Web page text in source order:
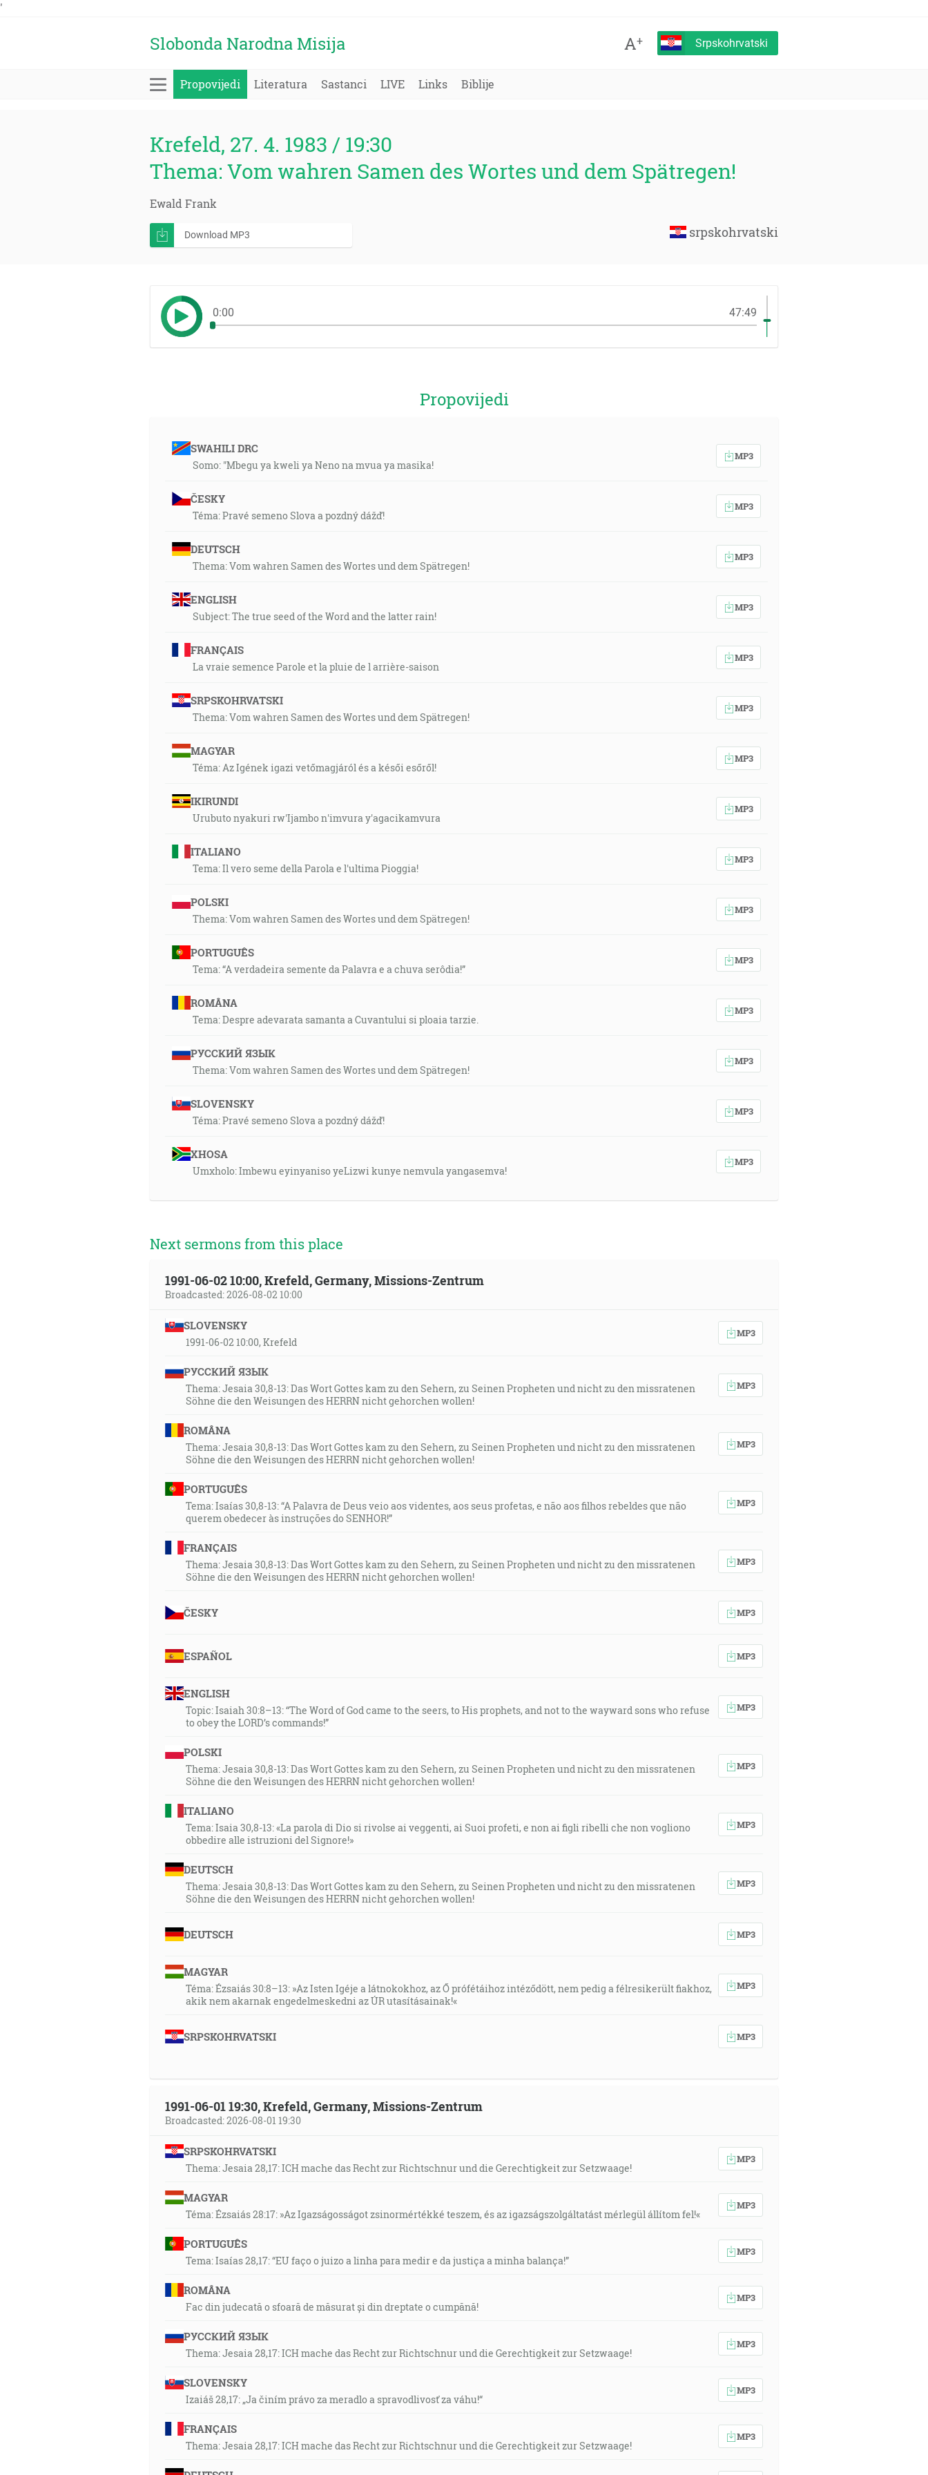
'
Slobonda Narodna Misija A+ Srpskohrvatski
Propovijedi Literatura Sastanci LIVE Links Biblije
Krefeld, 27. 4. 1983 / 19:30
Thema: Vom wahren Samen des Wortes und dem Spätregen!
Ewald Frank
srpskohrvatski
Download MP3
0:00 47:49
Propovijedi
SWAHILI DRC
Somo: "Mbegu ya kweli ya Neno na mvua ya masika!
MP3
ČESKY
Téma: Pravé semeno Slova a pozdný dážď!
MP3
DEUTSCH
Thema: Vom wahren Samen des Wortes und dem Spätregen!
MP3
ENGLISH
Subject: The true seed of the Word and the latter rain!
MP3
FRANÇAIS
La vraie semence Parole et la pluie de l arrière-saison
MP3
SRPSKOHRVATSKI
Thema: Vom wahren Samen des Wortes und dem Spätregen!
MP3
MAGYAR
Téma: Az Igének igazi vetőmagjáról és a késői esőről!
MP3
IKIRUNDI
Urubuto nyakuri rw'Ijambo n'imvura y'agacikamvura
MP3
ITALIANO
Tema: Il vero seme della Parola e l'ultima Pioggia!
MP3
POLSKI
Thema: Vom wahren Samen des Wortes und dem Spätregen!
MP3
PORTUGUÊS
Tema: “A verdadeira semente da Palavra e a chuva serôdia!”
MP3
ROMÂNA
Tema: Despre adevarata samanta a Cuvantului si ploaia tarzie.
MP3
РУССКИЙ ЯЗЫК
Thema: Vom wahren Samen des Wortes und dem Spätregen!
MP3
SLOVENSKY
Téma: Pravé semeno Slova a pozdný dážď!
MP3
XHOSA
Umxholo: Imbewu eyinyaniso yeLizwi kunye nemvula yangasemva!
MP3
Next sermons from this place
1991-06-02 10:00, Krefeld, Germany, Missions-Zentrum
Broadcasted: 2026-08-02 10:00
SLOVENSKY
1991-06-02 10:00, Krefeld
MP3
РУССКИЙ ЯЗЫК
Thema: Jesaia 30,8-13: Das Wort Gottes kam zu den Sehern, zu Seinen Propheten und nicht zu den missratenen
Söhne die den Weisungen des HERRN nicht gehorchen wollen!
MP3
ROMÂNA
Thema: Jesaia 30,8-13: Das Wort Gottes kam zu den Sehern, zu Seinen Propheten und nicht zu den missratenen
Söhne die den Weisungen des HERRN nicht gehorchen wollen!
MP3
PORTUGUÊS
Tema: Isaías 30,8-13: “A Palavra de Deus veio aos videntes, aos seus profetas, e não aos filhos rebeldes que não
querem obedecer às instruções do SENHOR!”
MP3
FRANÇAIS
Thema: Jesaia 30,8-13: Das Wort Gottes kam zu den Sehern, zu Seinen Propheten und nicht zu den missratenen
Söhne die den Weisungen des HERRN nicht gehorchen wollen!
MP3
ČESKY MP3
ESPAÑOL MP3
ENGLISH
Topic: Isaiah 30:8–13: “The Word of God came to the seers, to His prophets, and not to the wayward sons who refuse
to obey the LORD’s commands!”
MP3
POLSKI
Thema: Jesaia 30,8-13: Das Wort Gottes kam zu den Sehern, zu Seinen Propheten und nicht zu den missratenen
Söhne die den Weisungen des HERRN nicht gehorchen wollen!
MP3
ITALIANO
Tema: Isaia 30,8-13: «La parola di Dio si rivolse ai veggenti, ai Suoi profeti, e non ai figli ribelli che non vogliono
obbedire alle istruzioni del Signore!»
MP3
DEUTSCH
Thema: Jesaia 30,8-13: Das Wort Gottes kam zu den Sehern, zu Seinen Propheten und nicht zu den missratenen
Söhne die den Weisungen des HERRN nicht gehorchen wollen!
MP3
DEUTSCH MP3
MAGYAR
Téma: Ézsaiás 30:8–13: »Az Isten Igéje a látnokokhoz, az Ő prófétáihoz intéződött, nem pedig a félresikerült fiakhoz,
akik nem akarnak engedelmeskedni az ÚR utasításainak!«
MP3
SRPSKOHRVATSKI MP3
1991-06-01 19:30, Krefeld, Germany, Missions-Zentrum
Broadcasted: 2026-08-01 19:30
SRPSKOHRVATSKI
Thema: Jesaia 28,17: ICH mache das Recht zur Richtschnur und die Gerechtigkeit zur Setzwaage!
MP3
MAGYAR
Téma: Ézsaiás 28:17: »Az Igazságosságot zsinormértékké teszem, és az igazságszolgáltatást mérlegül állítom fel!«
MP3
PORTUGUÊS
Tema: Isaías 28,17: “EU faço o juizo a linha para medir e da justiça a minha balança!”
MP3
ROMÂNA
Fac din judecată o sfoară de măsurat și din dreptate o cumpănă!
MP3
РУССКИЙ ЯЗЫК
Thema: Jesaia 28,17: ICH mache das Recht zur Richtschnur und die Gerechtigkeit zur Setzwaage!
MP3
SLOVENSKY
Izaiáš 28,17: „Ja činím právo za meradlo a spravodlivosť za váhu!“
MP3
FRANÇAIS
Thema: Jesaia 28,17: ICH mache das Recht zur Richtschnur und die Gerechtigkeit zur Setzwaage!
MP3